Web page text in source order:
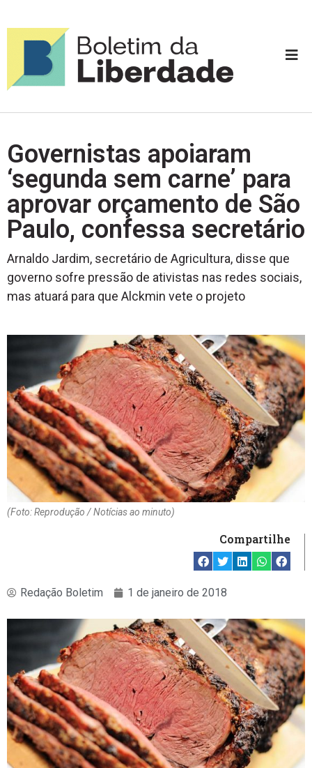
Governistas apoiaram
‘segunda sem carne’ para
aprovar orçamento de São
Paulo, confessa secretário
Arnaldo Jardim, secretário de Agricultura, disse que
governo sofre pressão de ativistas nas redes sociais,
mas atuará para que Alckmin vete o projeto
(Foto: Reprodução / Notícias ao minuto)
Compartilhe
Redação Boletim 1 de janeiro de 2018